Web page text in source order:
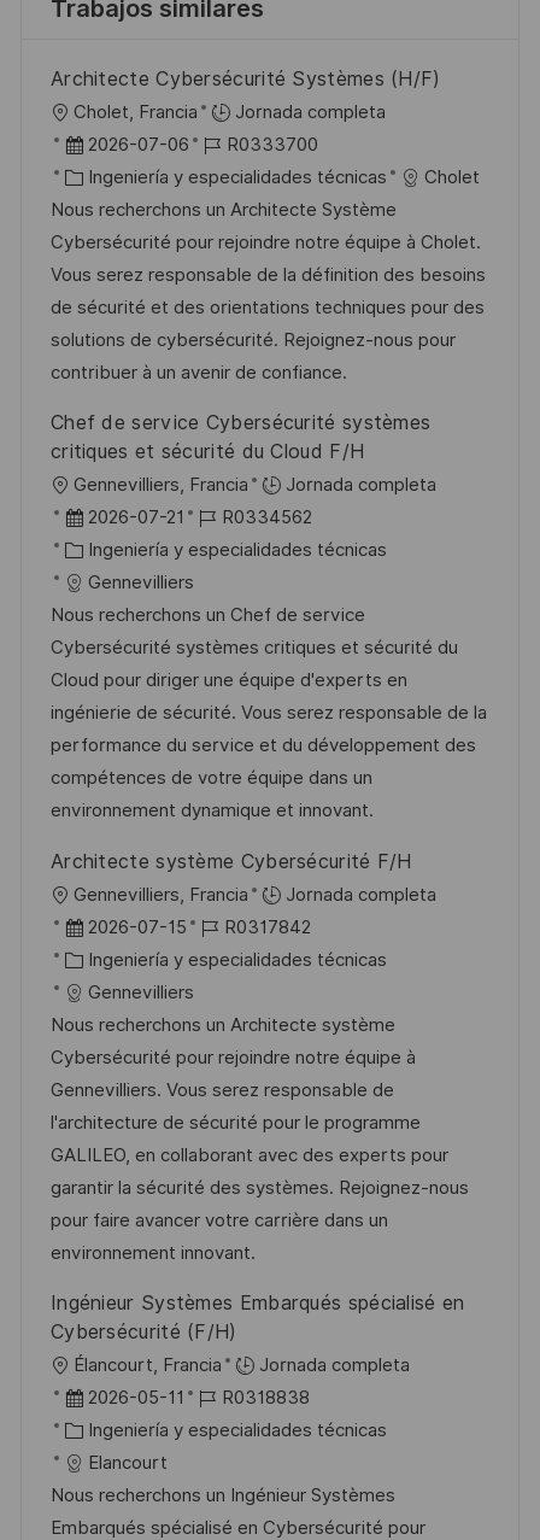
Trabajos similares
Architecte Cybersécurité Systèmes (H/F)
U
b
c
a
c
i
ó
n
Cholet, Francia
Jornada completa
F
e
c
h
a
d
e
p
b
c
c
ó
2026-07-06
I
D
d
e
e
m
p
l
o
R0333700
C
a
t
e
g
o
r
a
Ingeniería y especialidades técnicas
Cholet
Nous recherchons un Architecte Système
Cybersécurité pour rejoindre notre équipe à Cholet.
Vous serez responsable de la définition des besoins
de sécurité et des orientations techniques pour des
solutions de cybersécurité. Rejoignez-nous pour
contribuer à un avenir de confiance.
Chef de service Cybersécurité systèmes
critiques et sécurité du Cloud F/H
U
b
c
a
c
i
ó
n
Gennevilliers, Francia
Jornada completa
F
e
c
h
a
d
e
p
u
b
i
c
a
c
ó
n
2026-07-21
I
D
e
e
m
p
l
e
o
R0334562
C
a
t
e
g
o
r
í
a
Ingeniería y especialidades técnicas
Gennevilliers
Nous recherchons un Chef de service
Cybersécurité systèmes critiques et sécurité du
Cloud pour diriger une équipe d'experts en
ingénierie de sécurité. Vous serez responsable de la
performance du service et du développement des
compétences de votre équipe dans un
environnement dynamique et innovant.
Architecte système Cybersécurité F/H
U
b
c
a
c
i
ó
n
Gennevilliers, Francia
Jornada completa
F
e
c
h
a
d
e
p
u
b
l
c
a
i
n
2026-07-15
I
D
e
e
m
p
l
e
o
R0317842
C
a
t
e
g
o
r
í
a
Ingeniería y especialidades técnicas
Gennevilliers
Nous recherchons un Architecte système
Cybersécurité pour rejoindre notre équipe à
Gennevilliers. Vous serez responsable de
l'architecture de sécurité pour le programme
GALILEO, en collaborant avec des experts pour
garantir la sécurité des systèmes. Rejoignez-nous
pour faire avancer votre carrière dans un
environnement innovant.
Ingénieur Systèmes Embarqués spécialisé en
Cybersécurité (F/H)
U
b
c
a
c
Élancourt, Francia
Jornada completa
F
e
c
h
a
2026-05-11
I
D
e
e
R0318838
C
a
t
e
Ingeniería y especialidades técnicas
Elancourt
Nous recherchons un Ingénieur Systèmes
Embarqués spécialisé en Cybersécurité pour